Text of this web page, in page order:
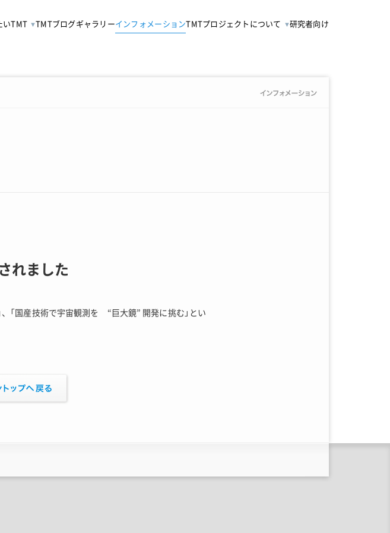
いTMT TMTブログギャラリーインフォメーションTMTプロジェクトについて 研究者向け
れました
「国産技術で宇宙観測を “巨大鏡” 開発に挑む」とい